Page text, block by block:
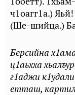
ч1оагг1а.)
(Ше-шийца.)
Берсийна
ц1аьхха
г1аджи
етташ,